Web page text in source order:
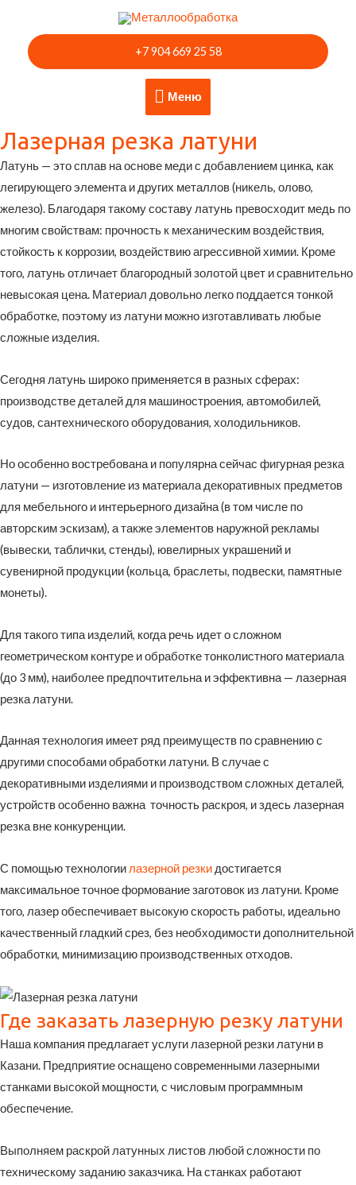
содержимому
Меню
Меню
+7 904 669 25 58
Лазерная резка латуни
Латунь — это сплав на основе меди с добавлением цинка, как
легирующего элемента и других металлов (никель, олово,
железо). Благодаря такому составу латунь превосходит медь по
многим свойствам: прочность к механическим воздействия,
стойкость к коррозии, воздействию агрессивной химии. Кроме
того, латунь отличает благородный золотой цвет и сравнительно
невысокая цена. Материал довольно легко поддается тонкой
обработке, поэтому из латуни можно изготавливать любые
сложные изделия.
Сегодня латунь широко применяется в разных сферах:
производстве деталей для машиностроения, автомобилей,
судов, сантехнического оборудования, холодильников.
Но особенно востребована и популярна сейчас фигурная резка
латуни — изготовление из материала декоративных предметов
для мебельного и интерьерного дизайна (в том числе по
авторским эскизам), а также элементов наружной рекламы
(вывески, таблички, стенды), ювелирных украшений и
сувенирной продукции (кольца, браслеты, подвески, памятные
монеты).
Для такого типа изделий, когда речь идет о сложном
геометрическом контуре и обработке тонколистного материала
(до 3 мм), наиболее предпочтительна и эффективна — лазерная
резка латуни.
Данная технология имеет ряд преимуществ по сравнению с
другими способами обработки латуни. В случае с
декоративными изделиями и производством сложных деталей,
устройств особенно важна точность раскроя, и здесь лазерная
резка вне конкуренции.
С помощью технологии лазерной резки достигается
максимальное точное формование заготовок из латуни. Кроме
того, лазер обеспечивает высокую скорость работы, идеально
качественный гладкий срез, без необходимости дополнительной
обработки, минимизацию производственных отходов.
Где заказать лазерную резку латуни
Наша компания предлагает услуги лазерной резки латуни в
Казани. Предприятие оснащено современными лазерными
станками высокой мощности, с числовым программным
обеспечение.
Выполняем раскрой латунных листов любой сложности по
техническому заданию заказчика. На станках работают